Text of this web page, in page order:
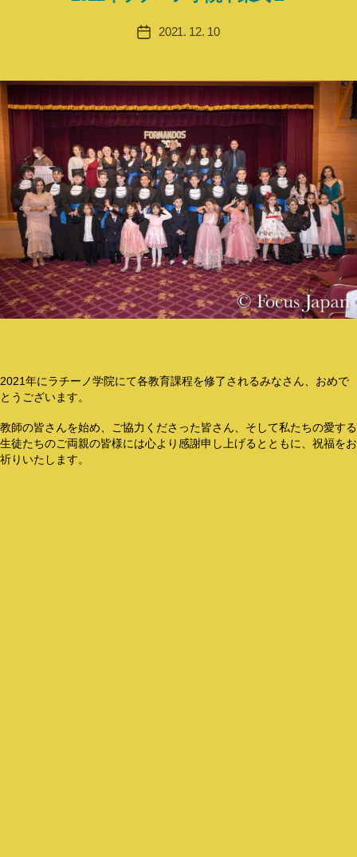
投
2021. 12. 10
2021年にラチーノ学院にて各教育課程を修了されるみなさん、おめで
とうございます。
教師の皆さんを始め、ご協力くださった皆さん、そして私たちの愛する
生徒たちのご両親の皆様には心より感謝申し上げるとともに、祝福をお
祈りいたします。